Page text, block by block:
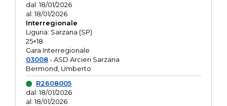
dal: 18/01/2026
al: 18/01/2026
Interregionale
Liguria: Sarzana (SP)
25+18
Gara Interregionale
03008- ASD Arcieri Sarzana
Bermond, Umberto
R2608005
dal: 18/01/2026
al: 18/01/2026